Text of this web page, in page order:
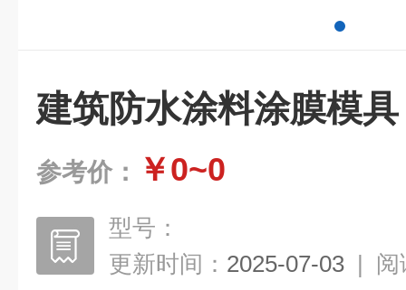
建筑防水涂料涂膜模具
参考价： ￥0~0
型号：
更新时间： 2025-07-03 | 阅